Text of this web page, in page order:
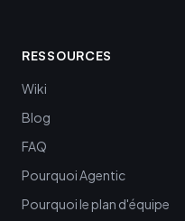
RESSOURCES
Wiki
Blog
FAQ
Pourquoi Agentic
Pourquoi le plan d'équipe